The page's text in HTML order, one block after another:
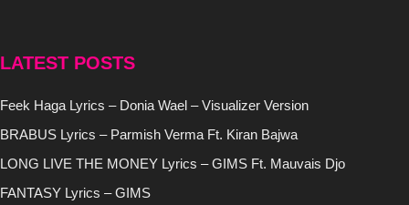
LATEST POSTS
Feek Haga Lyrics – Donia Wael – Visualizer Version
BRABUS Lyrics – Parmish Verma Ft. Kiran Bajwa
LONG LIVE THE MONEY Lyrics – GIMS Ft. Mauvais Djo
FANTASY Lyrics – GIMS